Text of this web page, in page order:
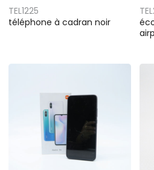
TEL1225
téléphone à cadran noir